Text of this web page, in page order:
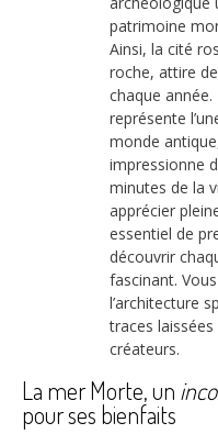
patrimoine
Ainsi, la cité
roche, attire
chaque année.
représente
monde
impressionne
minutes de la
apprécier
essentiel de
découvrir
fascinant.
l’architecture
traces
créateurs.
La mer Morte, un
pour ses bienfaits